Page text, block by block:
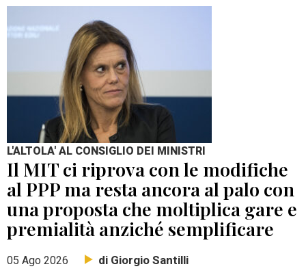
L'ALTOLA' AL CONSIGLIO DEI MINISTRI
Il MIT ci riprova con le modifiche
al PPP ma resta ancora al palo con
una proposta che moltiplica gare e
premialità anziché semplificare
05 Ago 2026 di Giorgio Santilli